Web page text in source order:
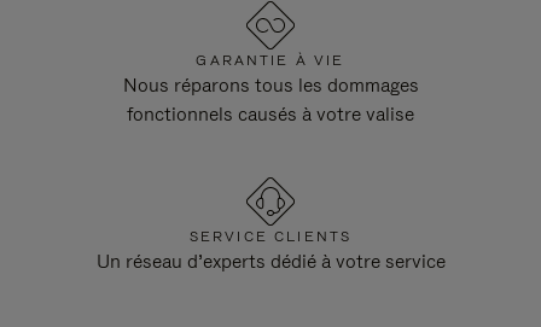
GARANTIE À VIE
Nous réparons tous les dommages
fonctionnels causés à votre valise
SERVICE CLIENTS
Un réseau d’experts dédié à votre service